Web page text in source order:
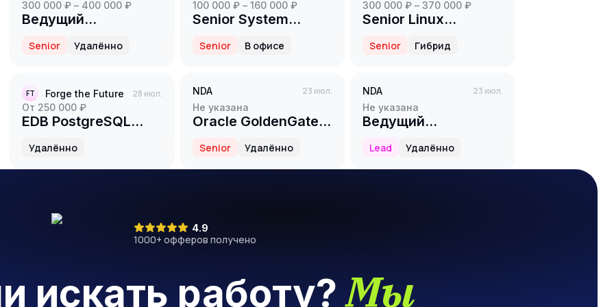
300 000 ₽ – 400 000 ₽
Ведущий
программист С/
Senior Удалённо
100 000 ₽ – 160 000 ₽
Senior System
Старший
администратор
Senior В офисе
300 000 ₽ – 370 000 ₽
Senior Linux
Senior Гибрид
FT Forge the Future
28 июл.
от 250 000 ₽
EDB PostgreSQL
Администратор баз
данных
Удалённо
NDA
23 июл.
Не указана
Oracle GoldenGate
(Microservices
Architecture)
Senior Удалённо
NDA
23 июл.
Не указана
Ведущий
Lead Удалённо
4.9
1000+ офферов получено
искать работу?Мы